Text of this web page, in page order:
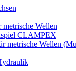
metrische Wellen
CLAMPEX